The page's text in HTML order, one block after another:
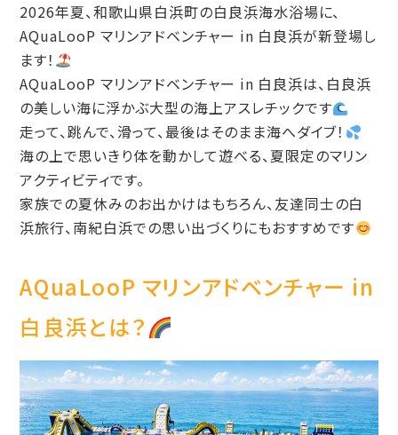
2026年夏、和歌山県白浜町の白良浜海水浴場に、
AQuaLooP マリンアドベンチャー in 白良浜が新登場し
ます！
AQuaLooP マリンアドベンチャー in 白良浜は、白良浜
の美しい海に浮かぶ大型の海上アスレチックです
走って、跳んで、滑って、最後はそのまま海へダイブ！
海の上で思いきり体を動かして遊べる、夏限定のマリン
アクティビティです。
家族での夏休みのお出かけはもちろん、友達同士の白
浜旅行、南紀白浜での思い出づくりにもおすすめです
AQuaLooP マリンアドベンチャー in
白良浜とは？